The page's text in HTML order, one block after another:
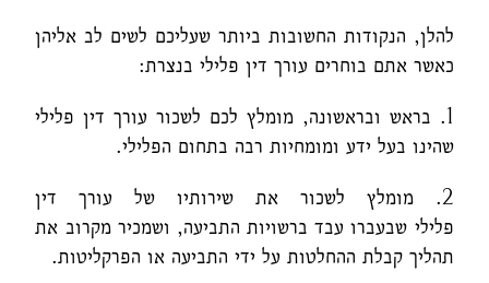
להלן, הנקודות החשובות ביותר שעליכם לשים לב אליהן
כאשר אתם בוחרים עורך דין פלילי בנצרת:
1. בראש ובראשונה, מומלץ לכם לשכור עורך דין פלילי
שהינו בעל ידע ומומחיות רבה בתחום הפלילי.
2. מומלץ לשכור את שירותיו של עורך דין
פלילי שבעברו עבד ברשויות התביעה, ושמכיר מקרוב את
תהליך קבלת ההחלטות על ידי התביעה או הפרקליטות.